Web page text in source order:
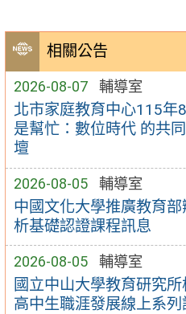
相關公告
2026-08-07 輔導室
北市家庭教育中心115年
是幫忙：數位時代 的共
壇
2026-08-05 輔導室
中國文化大學推廣教育
析基礎認證課程訊息
2026-08-05 輔導室
國立中山大學教育研究
高中生職涯發展線上系